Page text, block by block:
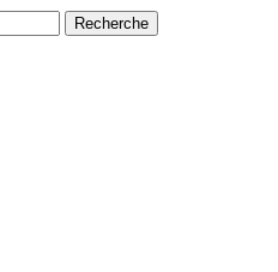
Recherche